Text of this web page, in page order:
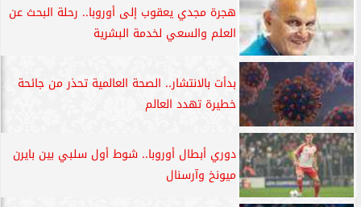
هجرة مجدي يعقوب إلى أوروبا.. رحلة البحث عن
العلم والسعي لخدمة البشرية
بدأت بالانتشار.. الصحة العالمية تحذر من جائحة
خطيرة تهدد العالم
دوري أبطال أوروبا.. شوط أول سلبي بين بايرن
ميونخ وآرسنال